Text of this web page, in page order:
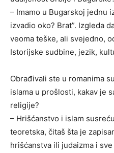
– Imamo u Bugarskoj jednu
izvadio oko? Brat”. Izgleda
veoma teške, ali svejedno,
Istorijske sudbine, jezik,
Obrađivali ste u romanima
islama u prošlosti, kakav je
religije?
– Hrišćanstvo i islam
teoretska, čitaš šta je
hrišćanstva ili judaizma i